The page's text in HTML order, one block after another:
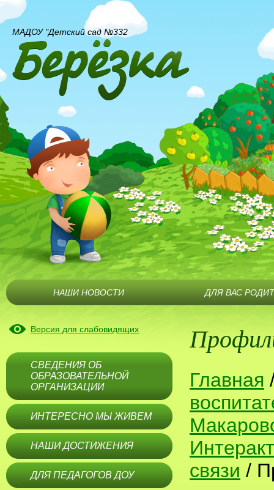
Версия для слабовидящих
СВЕДЕНИЯ ОБ
ОБРАЗОВАТЕЛЬНОЙ
ОРГАНИЗАЦИИ
ИНТЕРЕСНО МЫ ЖИВЕМ
НАШИ ДОСТИЖЕНИЯ
ДЛЯ ПЕДАГОГОВ ДОУ
Главная
связи /
МАДОУ "Детский сад №332
НАШИ НОВОСТИ ДЛЯ ВАС